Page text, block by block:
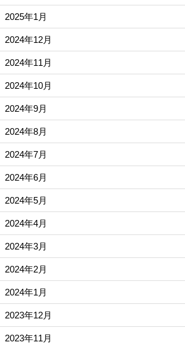
2025年1月
2024年12月
2024年11月
2024年10月
2024年9月
2024年8月
2024年7月
2024年6月
2024年5月
2024年4月
2024年3月
2024年2月
2024年1月
2023年12月
2023年11月